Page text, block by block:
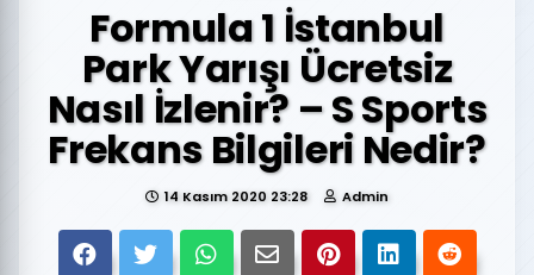
Formula 1 İstanbul
Park Yarışı Ücretsiz
Nasıl İzlenir? – S Sports
Frekans Bilgileri Nedir?
14 Kasım 2020 23:28 Admin